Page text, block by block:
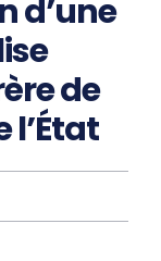
d’une
de
l’État